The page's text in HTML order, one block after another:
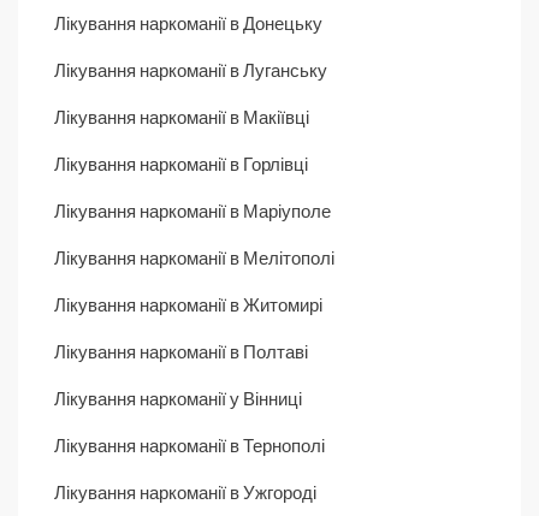
Лікування наркоманії в Донецьку
Лікування наркоманії в Луганську
Лікування наркоманії в Макіївці
Лікування наркоманії в Горлівці
Лікування наркоманії в Маріуполе
Лікування наркоманії в Мелітополі
Лікування наркоманії в Житомирі
Лікування наркоманії в Полтаві
Лікування наркоманії у Вінниці
Лікування наркоманії в Тернополі
Лікування наркоманії в Ужгороді